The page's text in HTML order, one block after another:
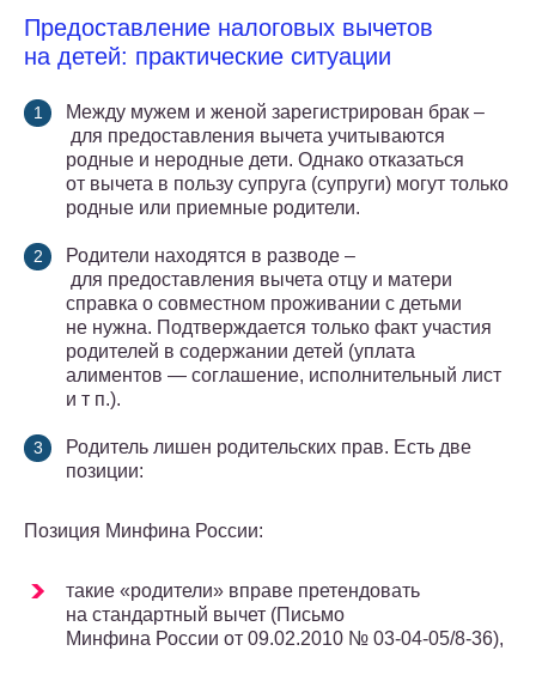
Предоставление налоговых вычетов
на детей: практические ситуации
Между мужем и женой зарегистрирован брак –
для предоставления вычета учитываются
родные и неродные дети. Однако отказаться
от вычета в пользу супруга (супруги) могут только
родные или приемные родители.
Родители находятся в разводе –
для предоставления вычета отцу и матери
справка о совместном проживании с детьми
не нужна. Подтверждается только факт участия
родителей в содержании детей (уплата
алиментов — соглашение, исполнительный лист
и т п.).
Родитель лишен родительских прав. Есть две
позиции:
Позиция Минфина России:
такие «родители» вправе претендовать
на стандартный вычет (Письмо
Минфина России от 09.02.2010 № 03-04-05/8-36),